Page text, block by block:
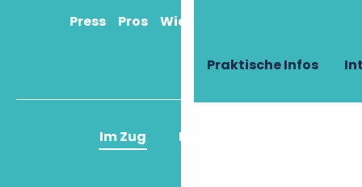
Praktische Infos
Press Pros Wie komme ich an?
Im Zug Im Flugzeug